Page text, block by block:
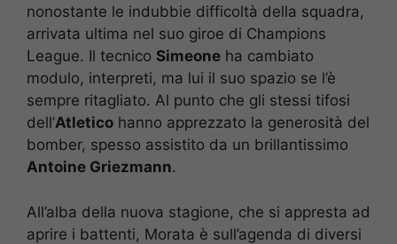
nonostante le indubbie difficoltà della squadra,
arrivata ultima nel suo giroe di Champions
League. Il tecnico Simeone ha cambiato
modulo, interpreti, ma lui il suo spazio se l’è
sempre ritagliato. Al punto che gli stessi tifosi
dell’Atletico hanno apprezzato la generosità del
bomber, spesso assistito da un brillantissimo
Antoine Griezmann.
All’alba della nuova stagione, che si appresta ad
aprire i battenti, Morata è sull’agenda di diversi